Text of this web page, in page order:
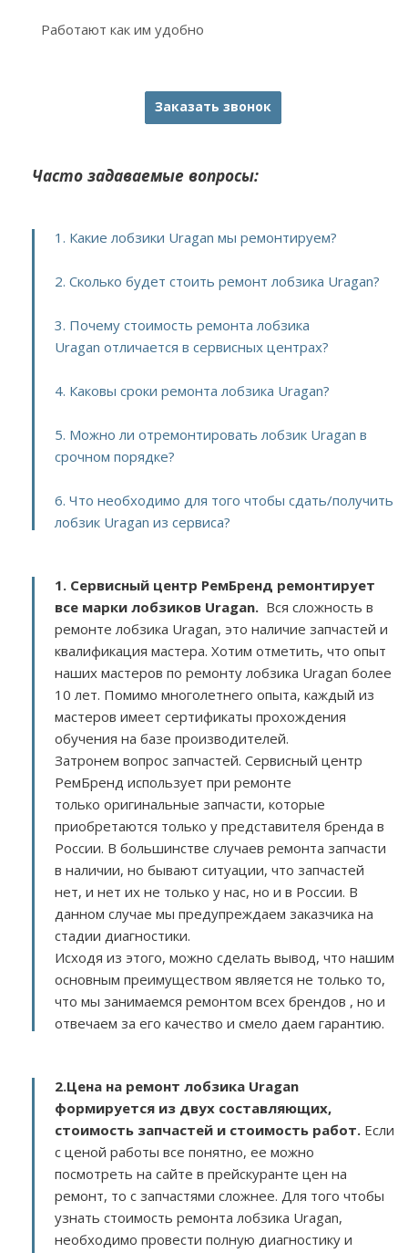
Работают как им удобно
Заказать звонок
Часто задаваемые вопросы:
1. Какие лобзики Uragan мы ремонтируем?
2. Сколько будет стоить ремонт лобзика Uragan?
3. Почему стоимость ремонта лобзика
Uragan отличается в сервисных центрах?
4. Каковы сроки ремонта лобзика Uragan?
5. Можно ли отремонтировать лобзик Uragan в
срочном порядке?
6. Что необходимо для того чтобы сдать/получить
лобзик Uragan из сервиса?
1. Сервисный центр РемБренд ремонтирует
все марки лобзиков Uragan. Вся сложность в
ремонте лобзика Uragan, это наличие запчастей и
квалификация мастера. Хотим отметить, что опыт
наших мастеров по ремонту лобзика Uragan более
10 лет. Помимо многолетнего опыта, каждый из
мастеров имеет сертификаты прохождения
обучения на базе производителей.
Затронем вопрос запчастей. Сервисный центр
РемБренд использует при ремонте
только оригинальные запчасти, которые
приобретаются только у представителя бренда в
России. В большинстве случаев ремонта запчасти
в наличии, но бывают ситуации, что запчастей
нет, и нет их не только у нас, но и в России. В
данном случае мы предупреждаем заказчика на
стадии диагностики.
Исходя из этого, можно сделать вывод, что нашим
основным преимуществом является не только то,
что мы занимаемся ремонтом всех брендов , но и
отвечаем за его качество и смело даем гарантию.
2.Цена на ремонт лобзика Uragan
формируется из двух составляющих,
стоимость запчастей и стоимость работ. Если
с ценой работы все понятно, ее можно
посмотреть на сайте в прейскуранте цен на
ремонт, то с запчастями сложнее. Для того чтобы
узнать стоимость ремонта лобзика Uragan,
необходимо провести полную диагностику и